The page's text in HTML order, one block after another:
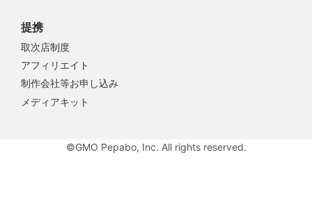
提携
取次店制度
アフィリエイト
制作会社等お申し込み
メディアキット
©GMO Pepabo, Inc. All rights reserved.